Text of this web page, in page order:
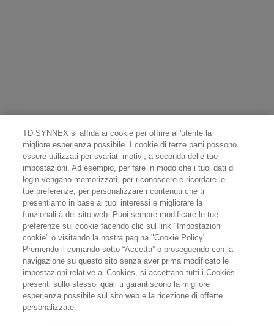
TD SYNNEX si affida ai cookie per offrire all'utente la
migliore esperienza possibile. I cookie di terze parti possono
essere utilizzati per svariati motivi, a seconda delle tue
impostazioni. Ad esempio, per fare in modo che i tuoi dati di
login vengano memorizzati, per riconoscere e ricordare le
tue preferenze, per personalizzare i contenuti che ti
presentiamo in base ai tuoi interessi e migliorare la
funzionalità del sito web. Puoi sempre modificare le tue
preferenze sui cookie facendo clic sul link "Impostazioni
cookie" o visitando la nostra pagina "Cookie Policy".
Premendo il comando sotto “Accetta” o proseguendo con la
navigazione su questo sito senza aver prima modificato le
impostazioni relative ai Cookies, si accettano tutti i Cookies
presenti sullo stessoi quali ti garantiscono la migliore
esperienza possibile sul sito web e la ricezione di offerte
personalizzate.